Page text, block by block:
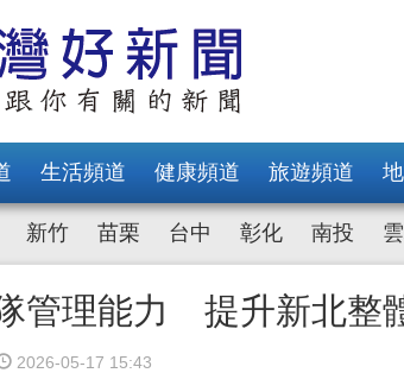
生活頻道 健康頻道 旅遊頻道
新竹 苗栗 台中 彰化 南投
管理能力 提升新北整
2026-05-17 15:43